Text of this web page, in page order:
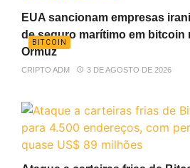
BITCOIN
EUA sancionam empresas
de seguro marítimo em bitcoin
Ormuz
CRIPTO ADM 3 DE AGOSTO DE 2026